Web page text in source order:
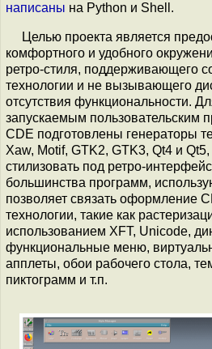
написаны на Python и Shell.
Целью проекта является
комфортного и удобного
ретро-стиля, поддерживающего
технологии и не вызывающего
отсутствия функциональности.
запускаемым пользовательским
CDE подготовлены генераторы
Xaw, Motif, GTK2, GTK3, Qt4 и
стилизовать под ретро-
большинства программ,
позволяет связать оформление
технологии, такие как
использованием XFT, Unicode,
функциональные меню,
апплеты, обои рабочего стола,
пиктограмм и т.п.